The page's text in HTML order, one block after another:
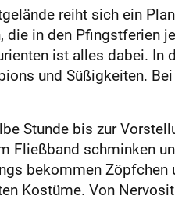
reiht sich ein
die in den Pfingstferien
ist alles dabei. In
und Süßigkeiten.
Stunde bis zur
Fließband schminken
bekommen
Kostüme. Von